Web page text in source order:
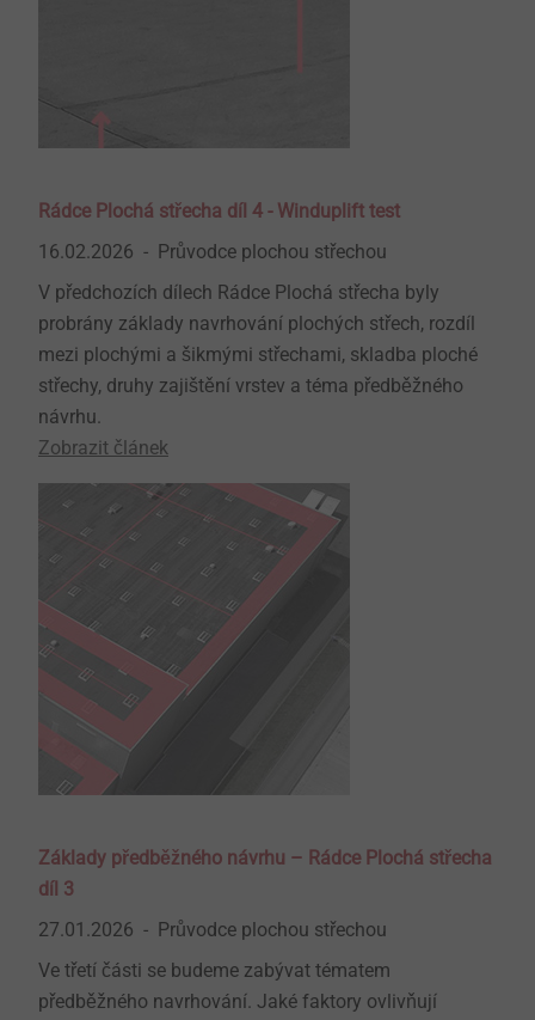
Rádce Plochá střecha díl 4 - Winduplift test
16.02.2026
Průvodce plochou střechou
V předchozích dílech Rádce Plochá střecha byly
probrány základy navrhování plochých střech, rozdíl
mezi plochými a šikmými střechami, skladba ploché
střechy, druhy zajištění vrstev a téma předběžného
návrhu.
Zobrazit článek
Základy předběžného návrhu – Rádce Plochá střecha
díl 3
27.01.2026
Průvodce plochou střechou
Ve třetí části se budeme zabývat tématem
předběžného navrhování. Jaké faktory ovlivňují